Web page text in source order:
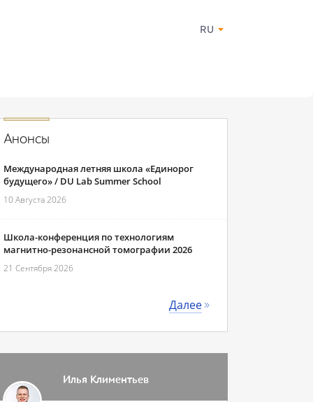
RU
Анонсы
Международная летняя школа «Единорог
будущего» / DU Lab Summer School
10 Августа 2026
Школа-конференция по технологиям
магнитно-резонансной томографии 2026
21 Сентября 2026
Далее
Илья Климентьев